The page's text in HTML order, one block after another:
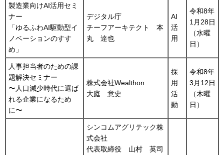
製造業向けAI活用セミ
ナー
「ゆるふわAI駆動型イ
ノベーションのすす
め」
デジタル庁
チーフアーキテクト 本
丸 達也
AI
活
用
令和8年
1月28日
（水曜
日）
人事担当者のための課
題解決セミナー
〜人口減少時代に選ば
れる企業になるため
に〜
株式会社Wealthon
大庭 意史
採
用
活
動
令和8年
3月12日
（木曜
日）
シンコムアグリテック株
式会社
代表取締役 山村 英司